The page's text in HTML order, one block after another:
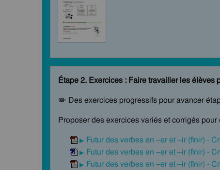
Étape 2. Exercices : Faire travailler les élèves
✏️ Des exercices progressifs pour avancer
Proposer des exercices variés et corrigés
Futur des verbes en –er et –ir (finir) -
Futur des verbes en –er et –ir (finir) -
Futur des verbes en –er et –ir (finir) -